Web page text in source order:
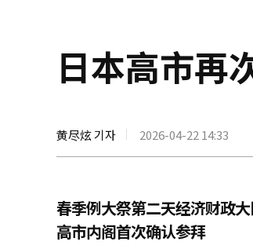
日本高市再
黄尽炫 기자 2026-04-22 14:33
春季例大祭第二天经济财政
高市内阁首次确认参拜